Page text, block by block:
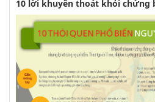
10 lời khuyên thoát khỏi chứng